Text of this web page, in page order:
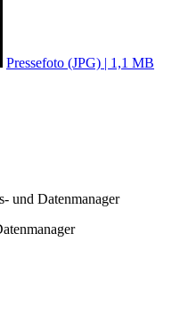
Pressefoto (JPG) | 1,1 MB
und Datenmanager